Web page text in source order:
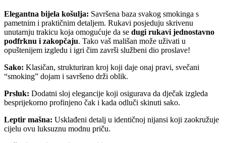
Elegantna bijela košulja: Savršena baza svakog smokinga s
pametnim i praktičnim detaljem. Rukavi posjeduju skrivenu
unutarnju trakicu koja omogućuje da se dugi rukavi jednostavno
podfrknu i zakopčaju. Tako vaš mališan može uživati u
opuštenijem izgledu i igri čim završi službeni dio proslave!
Sako: Klasičan, strukturiran kroj koji daje onaj pravi, svečani
“smoking” dojam i savršeno drži oblik.
Prsluk: Dodatni sloj elegancije koji osigurava da dječak izgleda
besprijekorno profinjeno čak i kada odluči skinuti sako.
Leptir mašna: Usklađeni detalj u identičnoj nijansi koji zaokružuje
cijelu ovu luksuznu modnu priču.